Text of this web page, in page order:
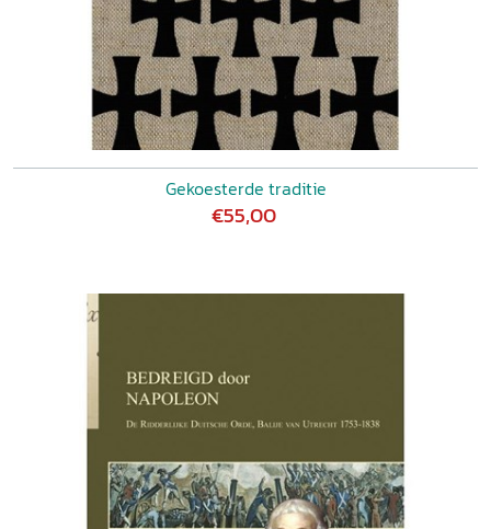
Gekoesterde traditie
€55,00